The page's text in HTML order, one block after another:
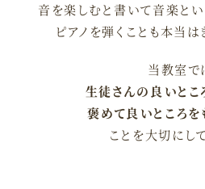
音を楽しむと書いて音楽とい
ピアノを弾くことも本当は
当教室で
生徒さんの良いとこ
褒めて良いところを
ことを大切にし